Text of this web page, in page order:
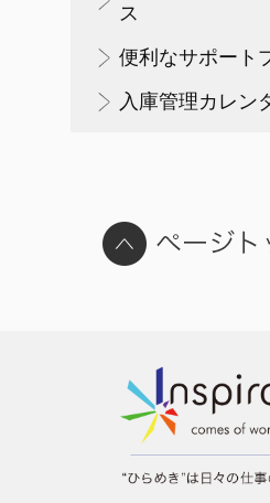
ス
便利なサポート
入庫管理カレン